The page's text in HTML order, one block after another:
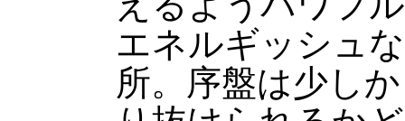
エネルギッシュ
所。序盤は少し